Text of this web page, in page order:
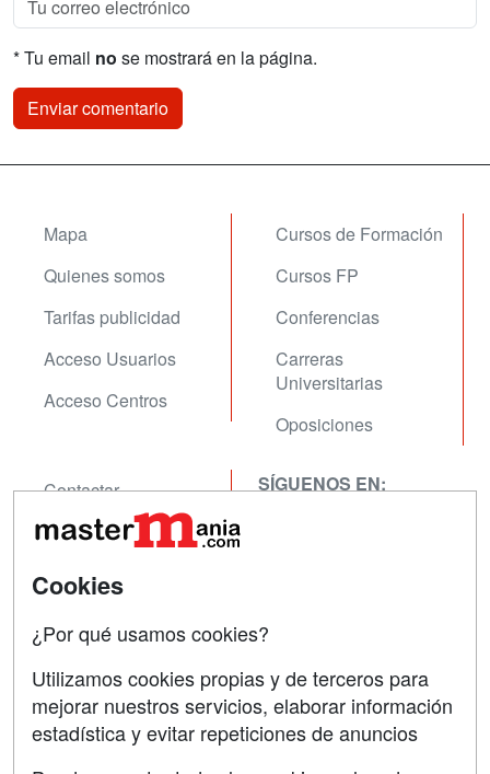
* Tu email no se mostrará en la página.
Mapa
Quienes somos
Tarifas publicidad
Acceso Usuarios
Acceso Centros
Cursos de Formación
Cursos FP
Conferencias
Carreras
Universitarias
Oposiciones
Contactar
Confidencialidad
Aviso legal
SÍGUENOS EN:
Grupo formazion:
Cookies
¿Por qué usamos cookies?
Utilizamos cookies propias y de terceros para
mejorar nuestros servicios, elaborar información
estadística y evitar repeticiones de anuncios